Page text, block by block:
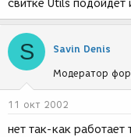
свитке Utils
S Savin Denis
Модератор
11 окт 2002
нет так-как